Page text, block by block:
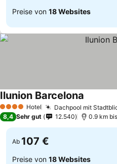
Preise von 18 Websites
4 Sterne Hotel Dachpool mit
Ilunion Barcelona
8,4 Sehr gut 12.540 0.9 km
Ab 107 €
Preise von 18 Websites